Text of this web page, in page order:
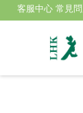
客服中心 常見